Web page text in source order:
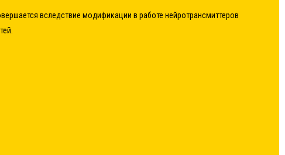
вследствие модификации в работе нейротрансмиттеров